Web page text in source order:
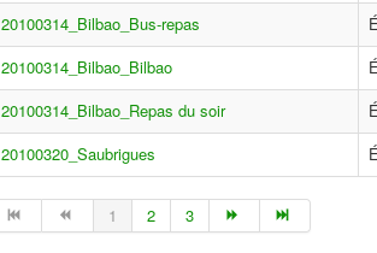
20100314_Bilbao_Bus-repas
20100314_Bilbao_Bilbao
20100314_Bilbao_Repas du soir
20100320_Saubrigues
1 2 3